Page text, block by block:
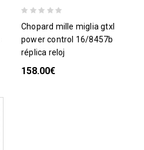
chopard mille miglia gtxl
power control 16/8457b
réplica reloj
158.00€